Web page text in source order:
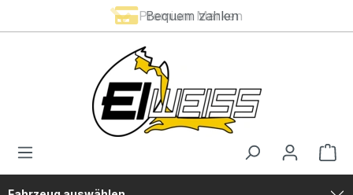
Premium Marken
Bequem zahlen